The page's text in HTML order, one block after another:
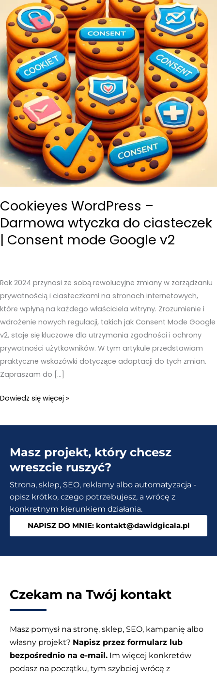
Cookieyes WordPress –
Darmowa wtyczka do ciasteczek
| Consent mode Google v2
Rok 2024 przynosi ze sobą rewolucyjne zmiany w zarządzaniu
prywatnością i ciasteczkami na stronach internetowych,
które wpłyną na każdego właściciela witryny. Zrozumienie i
wdrożenie nowych regulacji, takich jak Consent Mode Google
v2, staje się kluczowe dla utrzymania zgodności i ochrony
prywatności użytkowników. W tym artykule przedstawiam
praktyczne wskazówki dotyczące adaptacji do tych zmian.
Zapraszam do […]
Cookieyes
–
wtyczka
Consent
mode
Dowiedz się więcej »
Masz projekt, który chcesz
wreszcie ruszyć?
Strona, sklep, SEO, reklamy albo automatyzacja -
opisz krótko, czego potrzebujesz, a wrócę z
konkretnym kierunkiem działania.
NAPISZ DO MNIE: kontakt@dawidgicala.pl
Czekam na Twój kontakt
Masz pomysł na stronę, sklep, SEO, kampanię albo
własny projekt? Napisz przez formularz lub
bezpośrednio na e-mail. Im więcej konkretów
podasz na początku, tym szybciej wrócę z